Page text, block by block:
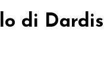
di Dardis